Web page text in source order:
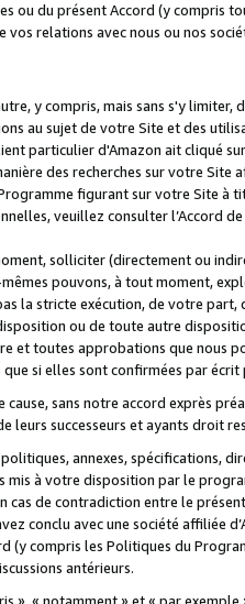
ou du présent Accord (y compris
relations avec nous ou nos
y compris, mais sans s'y limiter,
au sujet de votre Site et des
particulier d'Amazon ait cliqué
des recherches sur votre Site
figurant sur votre Site à
veuillez consulter l’Accord
solliciter (directement ou
pouvons, à tout moment,
la stricte exécution, de votre
ou de toute autre
et toutes approbations que nous
si elles sont confirmées par
sans notre accord exprès
leurs successeurs et ayants droit
annexes, spécifications,
à votre disposition par le
cas de contradiction entre le
conclu avec une société affiliée
compris les Politiques du
antérieurs.